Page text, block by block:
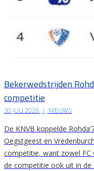
Bekerwedstrijden
competitie
30 JULI 2026 | NIEUWS
De KNVB koppelde
Oegstgeest en
competitie, want zowel FC
de competitie ook uit in de